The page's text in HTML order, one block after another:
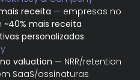
receita — empresas no
~40% mais receita
personalizadas.
valuation — NRR/retention
SaaS/assinaturas